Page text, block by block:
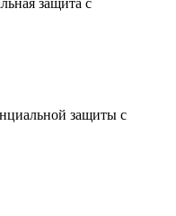
защиты с